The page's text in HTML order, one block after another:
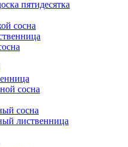
пятидесятка
сосна
сосна
сосна
лиственница